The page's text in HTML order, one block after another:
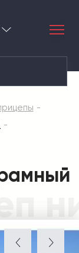
Красноярск